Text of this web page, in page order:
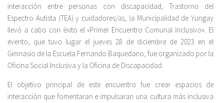
interacción entre personas con discapacidad, Trastorno del
Espectro Autista (TEA) y cuidadores/as, la Municipalidad de Yungay
llevó a cabo con éxito el «Primer Encuentro Comunal Inclusivo». El
evento, que tuvo lugar el jueves 28 de diciembre de 2023 en el
Gimnasio de la Escuela Fernando Baquedano, fue organizado por la
Oficina Social Inclusiva y la Oficina de Discapacidad.
El objetivo principal de este encuentro fue crear espacios de
interacción que fomentaran e impulsaran una cultura más inclusiva